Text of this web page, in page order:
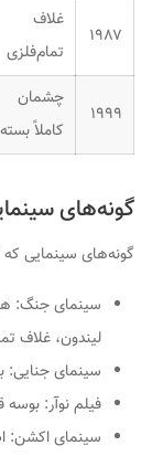
۱۹۸۷
غلاف
تمام‌فلزی
۱۹۹۹
چشمان
کاملاً بسته
گونه‌های
گونه‌های سینمایی
سینمای جنگ:
لیندون، غلاف
سینمای جنایی:
فیلم نوآر: بوسه
سینمای اکشن: